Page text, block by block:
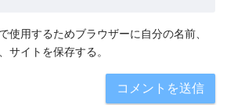
使用するためブラウザーに自分の名前、
サイトを保存する。